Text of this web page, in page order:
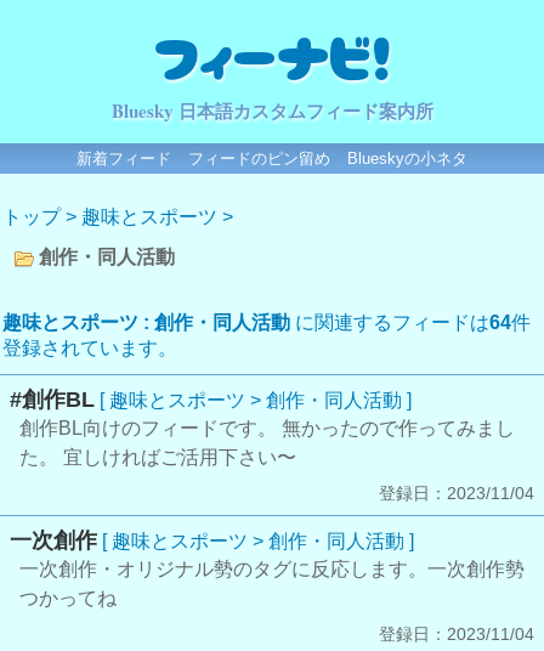
フィーナビ！
Bluesky 日本語カスタムフィード案内所
新着フィード フィードのピン留め Blueskyの小ネタ
トップ> 趣味とスポーツ >
創作・同人活動
趣味とスポーツ : 創作・同人活動 に関連するフィードは64件
登録されています。
#創作BL [ 趣味とスポーツ > 創作・同人活動 ]
創作BL向けのフィードです。 無かったので作ってみまし
た。 宜しければご活用下さい〜
登録日：2023/11/04
一次創作 [ 趣味とスポーツ > 創作・同人活動 ]
一次創作・オリジナル勢のタグに反応します。一次創作勢
つかってね
登録日：2023/11/04